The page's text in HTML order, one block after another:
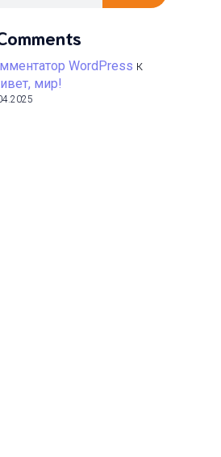
WordPress к
мир!